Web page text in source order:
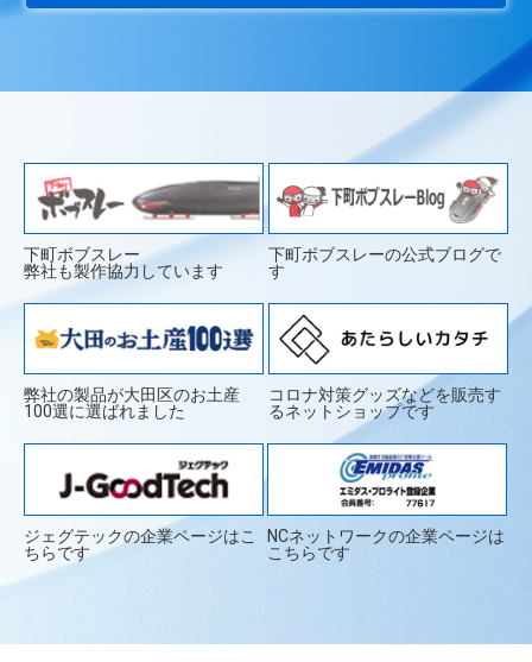
下町ボブスレー
弊社も製作協力しています
下町ボブスレーの公式ブログで
す
弊社の製品が大田区のお土産
100選に選ばれました
コロナ対策グッズなどを販売す
るネットショップです
ジェグテックの企業ページはこ
ちらです
NCネットワークの企業ページは
こちらです